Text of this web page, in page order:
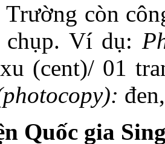
Trường còn
chụp. Ví dụ:
(cent)/ 01
Quốc gia